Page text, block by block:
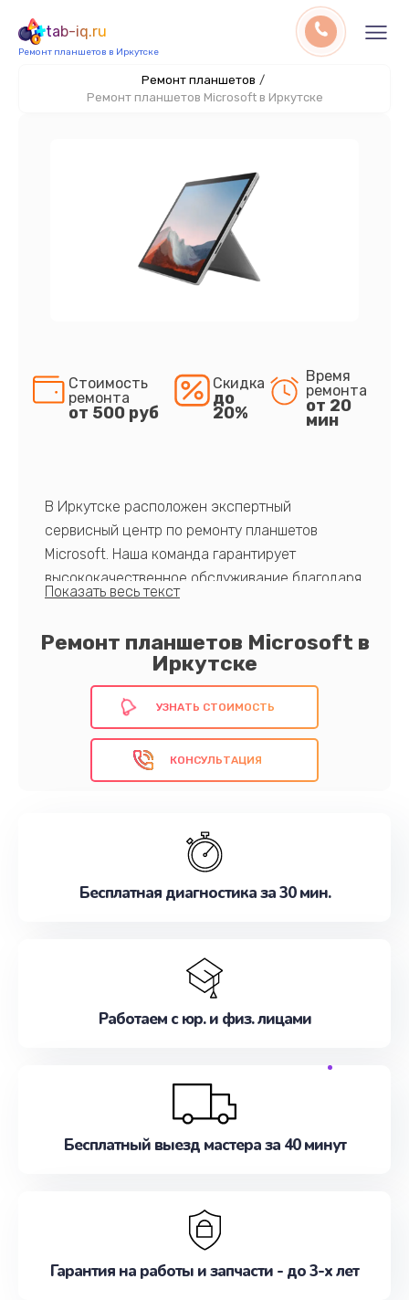
tab-iq.ru
Ремонт планшетов в Иркутске
Ремонт планшетов /
Ремонт планшетов Microsoft в Иркутске
Ремонт планшетов Microsoft в
Иркутске
Стоимость
ремонта
от 500 руб
Скидка
до
20%
Время
ремонта
от 20
мин
В Иркутске расположен экспертный
сервисный центр по ремонту планшетов
Microsoft. Наша команда гарантирует
высококачественное обслуживание благодаря
использованию оригинальных запчастей и
постоянное обучение позволяют нам быстро и
эффективно устранять любые неисправности.
С нами ваш планшет будет работать как новый!
УЗНАТЬ СТОИМОСТЬ
КОНСУЛЬТАЦИЯ
Бесплатная диагностика за 30 мин.
Работаем с юр. и физ. лицами
Бесплатный выезд мастера за 40 минут
Гарантия на работы и запчасти - до 3-х лет